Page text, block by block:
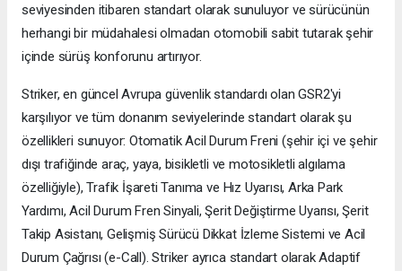
seviyesinden itibaren standart olarak sunuluyor ve sürücünün
herhangi bir müdahalesi olmadan otomobili sabit tutarak şehir
içinde sürüş konforunu artırıyor.
Striker, en güncel Avrupa güvenlik standardı olan GSR2'yi
karşılıyor ve tüm donanım seviyelerinde standart olarak şu
özellikleri sunuyor: Otomatik Acil Durum Freni (şehir içi ve şehir
dışı trafiğinde araç, yaya, bisikletli ve motosikletli algılama
özelliğiyle), Trafik İşareti Tanıma ve Hız Uyarısı, Arka Park
Yardımı, Acil Durum Fren Sinyali, Şerit Değiştirme Uyarısı, Şerit
Takip Asistanı, Gelişmiş Sürücü Dikkat İzleme Sistemi ve Acil
Durum Çağrısı (e-Call). Striker ayrıca standart olarak Adaptif